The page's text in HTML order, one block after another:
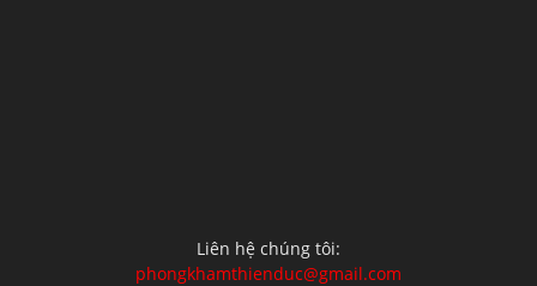
Liên hệ chúng tôi:
phongkhamthienduc@gmail.com